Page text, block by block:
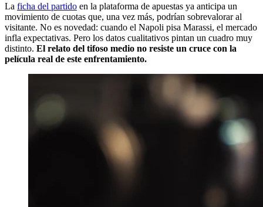
La ficha del partido en la plataforma de apuestas ya anticipa un
movimiento de cuotas que, una vez más, podrían sobrevalorar al
visitante. No es novedad: cuando el Napoli pisa Marassi, el mercado
infla expectativas. Pero los datos cualitativos pintan un cuadro muy
distinto. El relato del tifoso medio no resiste un cruce con la
película real de este enfrentamiento.